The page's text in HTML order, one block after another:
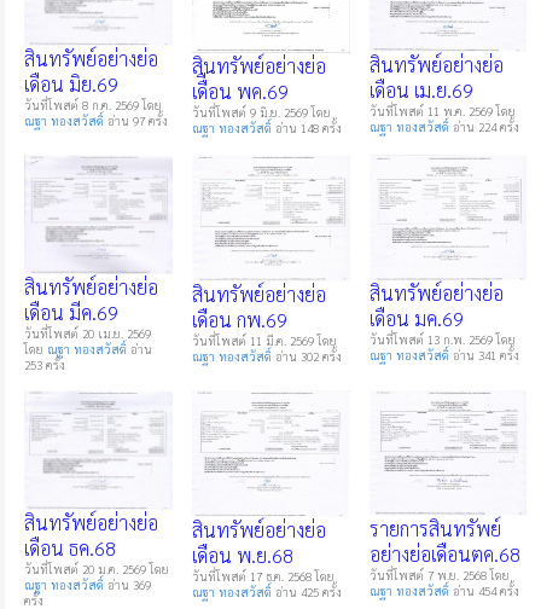
สินทรัพย์อย่างย่อ
เดือน มิย.69
วันที่โพสต์ 8 ก.ค. 2569 โดย
ณฐา ทองสวัสดิ์ อ่าน 97 ครั้ง
สินทรัพย์อย่างย่อ
เดืือน พค.69
วันที่โพสต์ 9 มิ.ย. 2569 โดย
ณฐา ทองสวัสดิ์ อ่าน 148 ครั้ง
สินทรัพย์อย่างย่อ
เดือน เม.ย.69
วันที่โพสต์ 11 พ.ค. 2569 โดย
ณฐา ทองสวัสดิ์ อ่าน 224 ครั้ง
สินทรัพย์อย่างย่อ
เดือน มีค.69
วันที่โพสต์ 20 เม.ย. 2569
โดย ณฐา ทองสวัสดิ์ อ่าน
253 ครั้ง
สินทรัพย์อย่างย่อ
เดือน กพ.69
วันที่โพสต์ 11 มี.ค. 2569 โดย
ณฐา ทองสวัสดิ์ อ่าน 302 ครั้ง
สินทรัพย์อย่างย่อ
เดือน มค.69
วันที่โพสต์ 13 ก.พ. 2569 โดย
ณฐา ทองสวัสดิ์ อ่าน 341 ครั้ง
สินทรัพย์อย่างย่อ
เดือน ธค.68
วันที่โพสต์ 20 ม.ค. 2569 โดย
ณฐา ทองสวัสดิ์ อ่าน 369
ครั้ง
สินทรัพย์อย่างย่อ
เดือน พ.ย.68
วันที่โพสต์ 17 ธ.ค. 2568 โดย
ณฐา ทองสวัสดิ์ อ่าน 425 ครั้ง
รายการสินทรัพย์
อย่างย่อเดือนตค.68
วันที่โพสต์ 7 พ.ย. 2568 โดย
ณฐา ทองสวัสดิ์ อ่าน 454 ครั้ง